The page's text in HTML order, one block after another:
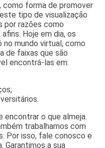
como forma de promover
tipo de visualização
por razões como
Hoje em dia, os
mundo virtual, como
de faixas que são
encontrá-las em:
encontrar o que almeja.
trabalhamos com
Por isso, fale conosco e
Garantimos a sua